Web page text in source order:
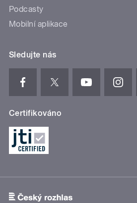
Podcasty
Mobilní aplikace
Sledujte nás
Certifikováno